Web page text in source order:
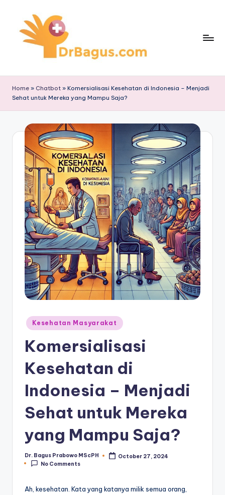
content
Home » Chatbot » Komersialisasi Kesehatan di Indonesia – Menjadi
Sehat untuk Mereka yang Mampu Saja?
Posted
in
Kesehatan Masyarakat
Komersialisasi
Kesehatan di
Indonesia – Menjadi
Sehat untuk Mereka
yang Mampu Saja?
Posted
by
Dr. Bagus Prabowo MScPH
October 27, 2024
No Comments
Ah, kesehatan. Kata yang katanya milik semua orang,